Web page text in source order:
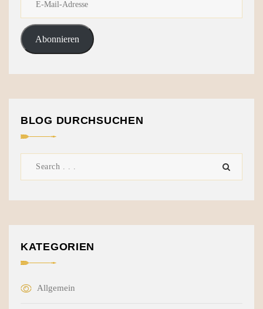
Abonnieren
BLOG DURCHSUCHEN
KATEGORIEN
Allgemein